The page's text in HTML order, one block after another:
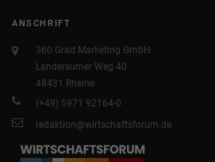
ANSCHRIFT
360 Grad Marketing GmbH
Landersumer Weg 40
48431 Rheine
(+49) 5971 92164-0
redaktion@wirtschaftsforum.de